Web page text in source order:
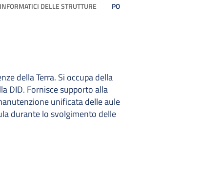
DELLE STRUTTURE
PO
della Terra. Si occupa della
DID. Fornisce supporto alla
unificata delle aule
durante lo svolgimento delle